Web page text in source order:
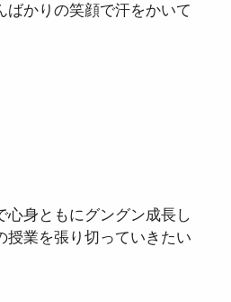
ばかりの笑顔で汗をかいて
心身ともにグングン成長し
授業を張り切っていきたい